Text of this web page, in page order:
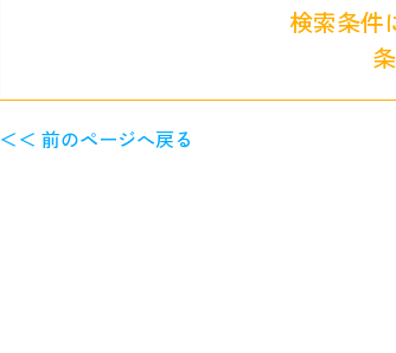
検索条件
＜＜ 前のページへ戻る